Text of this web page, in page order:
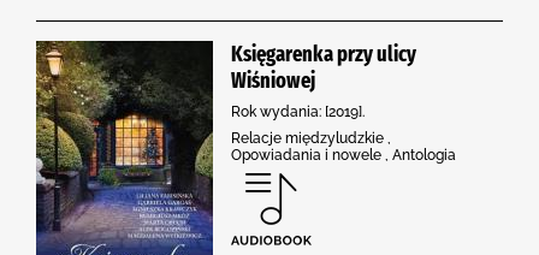
Księgarenka przy ulicy
Wiśniowej
Rok wydania: [2019].
Relacje międzyludzkie ,
Opowiadania i nowele , Antologia